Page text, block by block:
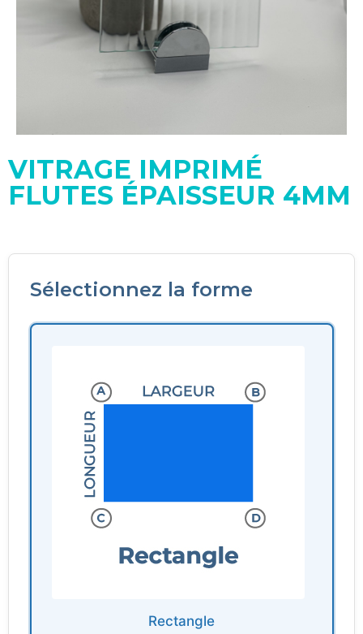
VITRAGE IMPRIMÉ
FLUTES ÉPAISSEUR 4MM
Sélectionnez la forme
Rectangle